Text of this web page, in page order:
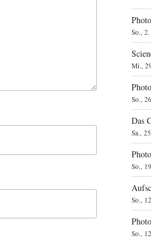
So.,
Mi.,
So.,
Das
Sa.,
So.,
So.,
So.,